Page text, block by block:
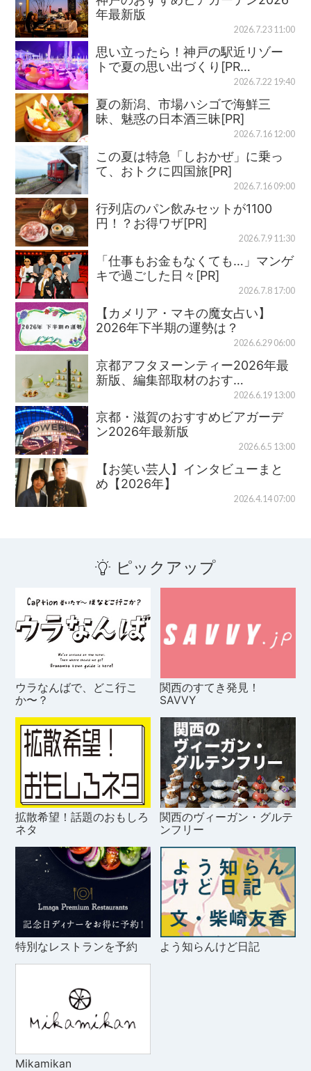
年最新版
2026.7.23 11:00
思い立ったら！神戸の駅近リゾー
トで夏の思い出づくり[PR…
2026.7.22 19:40
夏の新潟、市場ハシゴで海鮮三
昧、魅惑の日本酒三昧[PR]
2026.7.16 12:00
この夏は特急「しおかぜ」に乗っ
て、おトクに四国旅[PR]
2026.7.16 09:00
行列店のパン飲みセットが1100
円！？お得ワザ[PR]
2026.7.9 11:30
「仕事もお金もなくても…」マンゲ
キで過ごした日々[PR]
2026.7.8 17:00
【カメリア・マキの魔女占い】
2026年下半期の運勢は？
2026.6.29 06:00
京都アフタヌーンティー2026年最
新版、編集部取材のおす…
2026.6.19 13:00
京都・滋賀のおすすめビアガーデ
ン2026年最新版
2026.6.5 13:00
【お笑い芸人】インタビューまと
め【2026年】
2026.4.14 07:00
ピックアップ
ウラなんばで、どこ行こ
か〜？
関西のすてき発見！
SAVVY
拡散希望！話題のおもしろ
ネタ
関西のヴィーガン・グルテ
ンフリー
特別なレストランを予約 よう知らんけど日記
Mikamikan